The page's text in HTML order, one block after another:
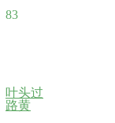
83
叶头过
路黄